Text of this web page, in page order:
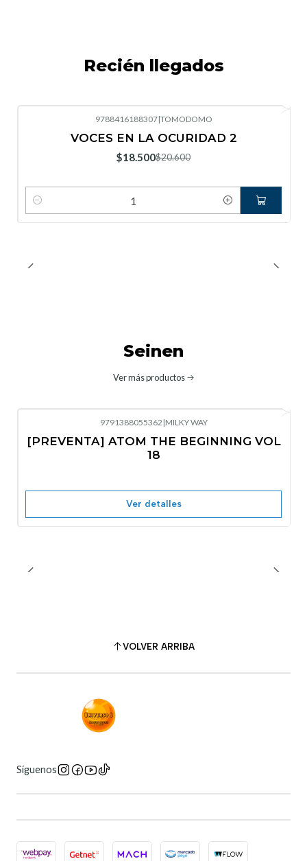
Recién llegados
9788416188307|TOMODOMO
VOCES EN LA OCURIDAD 2
$18.500$20.600
Cantidad
Seinen
Ver más productos
9791388055362 |MILKY WAY
[PREVENTA] ATOM THE BEGINNING VOL
18
Ver detalles
VOLVER ARRIBA
Síguenos